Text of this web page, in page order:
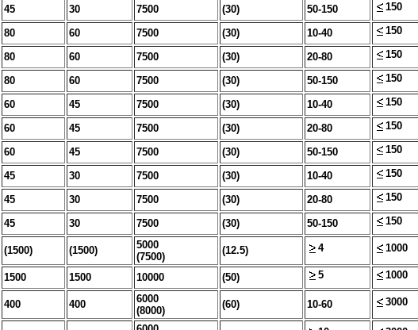
45 30 7500 (30) 50-150 150
80 60 7500 (30) 10-40 150
80 60 7500 (30) 20-80 150
80 60 7500 (30) 50-150 150
60 45 7500 (30) 10-40 150
60 45 7500 (30) 20-80 150
60 45 7500 (30) 50-150 150
45 30 7500 (30) 10-40 150
45 30 7500 (30) 20-80 150
45 30 7500 (30) 50-150 150
(1500) (1500)
5000
(7500)
(12.5) 4 1000
1500 1500 10000 (50) 5 1000
400 400
6000
(8000)
(60) 10-60 3000